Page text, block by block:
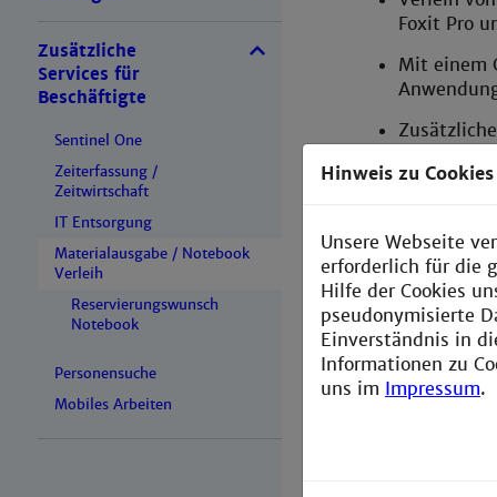
Zusätzliche
Services für
Beschäftigte
Sentinel One
Zeiterfassung /
Zeitwirtschaft
IT Entsorgung
Materialausgabe / Notebook
Verleih
Reservierungswunsch
Notebook
Personensuche
Mobiles Arbeiten
Foxit Pro
Mit einem
Die
Mit den
werden.
Die Geräte
Kamera
Der
Hinweis zu Cookies
Unsere Webseite
erforderlich für die
Hilfe der Cookies
pseudonymisierte
Einverständnis in
Informationen zu
uns im Impressum.